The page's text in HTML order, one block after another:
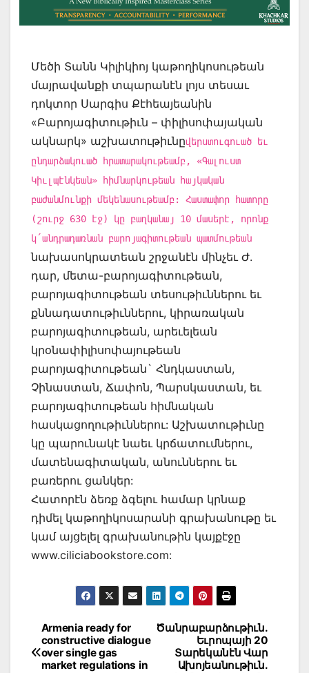
Մեծի Տանն Կիլիկիոյ կաթողիկոսութեան
մայրավանքի տպարանէն լոյս տեսաւ
դոկտոր Սարգիս Քէհեայեանին
«Բարոյագիտութիւն – փիլիսոփայական
ակնարկ» աշխատութիւնըվերստուգուած եւ
ընդարձակուած հրատարակութեամբ, «Գալուստ
Կիւլպէնկեան» հիմնարկութեան հայկական
բաժանմունքի մեկենասութեամբ: Հաստափոր հատորը
(շուրջ 630 էջ) կը բաղկանայ 10 մասերէ, որոնք
կ՛անդրադառնան բարոյագիտութեան պատմութեան
նախասոկրատեան շրջանէն մինչեւ Ժ.
դար, մետա-բարոյագիտութեան,
բարոյագիտութեան տեսութիւններու եւ
քննադատութիւններու, կիրառական
բարոյագիտութեան, արեւելեան
կրօնափիլիսոփայութեան
բարոյագիտութեան` Հնդկաստան,
Չինաստան, Ճափոն, Պարսկաստան, եւ
բարոյագիտութեան հիմնական
հասկացողութիւններու: Աշխատութիւնը
կը պարունակէ նաեւ կրճատումներու,
մատենագիտական, անուններու եւ
բառերու ցանկեր:
Հատորէն ձեռք ձգելու համար կրնաք
դիմել կաթողիկոսարանի գրախանութը եւ
կամ այցելել գրախանութին կայքէջը
www.ciliciabookstore.com:
Post
navigation
Ծանրաբարձութիւն.
Եւրոպայի 20
Տարեկանէն Վար
Ախոյեանութիւն.
Armenia ready for
constructive dialogue
over single gas
market regulations in